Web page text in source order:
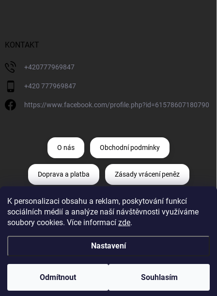
K personalizaci obsahu a reklam, poskytování funkcí
sociálních médií a analýze naší návštěvnosti využíváme
soubory cookies. Více informací zde.
Nastavení
Odmítnout Souhlasím
KONTAKT
+420777969847
+420 777969847
https://www.facebook.com/profile.php?id=61578607180790
O nás Obchodní podmínky
Doprava a platba Zásady vrácení peněz
Zásady ochrany osobních údajů
Odstoupení od smlouvy Reklamace
Vytvořil Shoptet
Copyright 2026Diagnostika-aut.cz. Všechna práva vyhrazena.Upravit